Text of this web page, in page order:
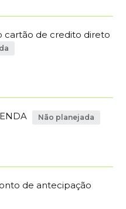
cartão de credito direto
Não planejada
de antecipação